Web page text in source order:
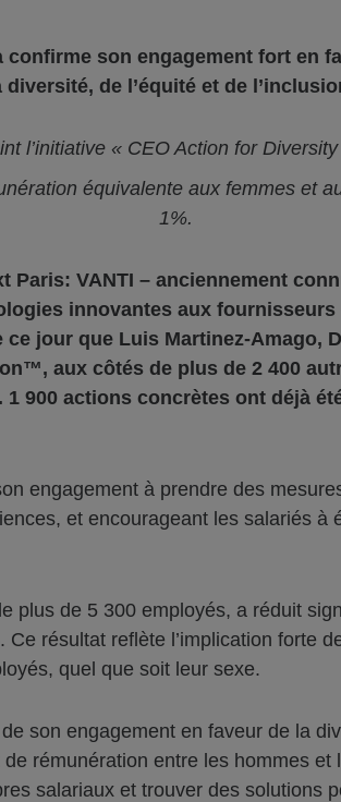
confirme son engagement fort en
diversité, de l’équité et de
l’initiative « CEO Action for
équivalente aux femmes et
1%.
Paris: VANTI – anciennement
innovantes aux
jour que Luis Martinez-Amago,
aux côtés de plus de 2 400
900 actions concrètes ont déjà
engagement à prendre des
et encourageant les salariés à
plus de 5 300 employés, a réduit
résultat reflète l’implication forte
quel que soit leur sexe.
son engagement en faveur de la
rémunération entre les hommes
salariaux et trouver des solutions